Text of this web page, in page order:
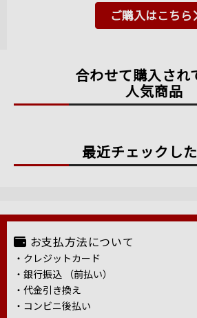
ご購入はこちら
合わせて購入され
人気商品
最近チェックし
お支払方法について
・クレジットカード
・銀行振込 （前払い）
・代金引き換え
・コンビニ後払い